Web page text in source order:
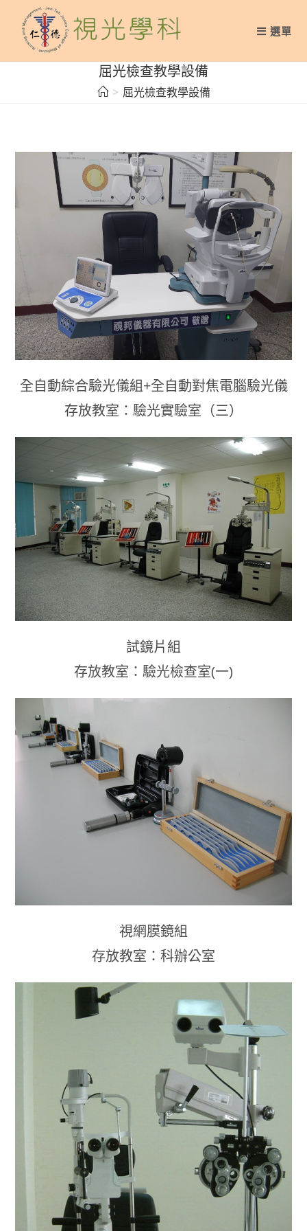
content
選單
屈光檢查教學設備
> 屈光檢查教學設備
全自動綜合驗光儀組+全自動對焦電腦驗光儀
存放教室：驗光實驗室（三）
試鏡片組
存放教室：驗光檢查室(一)
視網膜鏡組
存放教室：科辦公室